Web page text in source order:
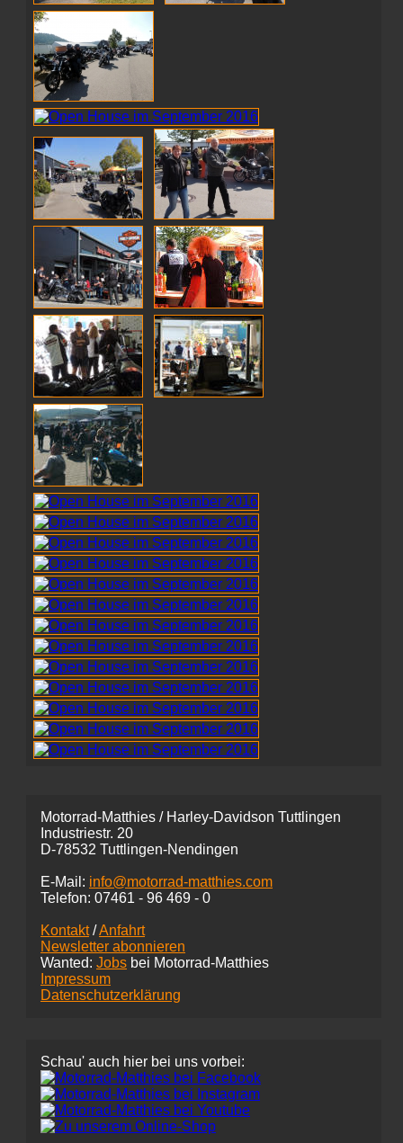
Motorrad-Matthies / Harley-Davidson Tuttlingen
Industriestr. 20
D-78532 Tuttlingen-Nendingen
E-Mail: info@motorrad-matthies.com
Telefon: 07461 - 96 469 - 0
Kontakt/Anfahrt
Newsletter abonnieren
Wanted: Jobs bei Motorrad-Matthies
Impressum
Datenschutzerklärung
Schau' auch hier bei uns vorbei: